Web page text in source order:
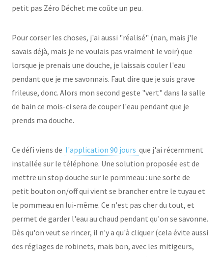
petit pas Zéro Déchet me coûte un peu.
Pour corser les choses, j'ai aussi "réalisé" (nan, mais j'le
savais déjà, mais je ne voulais pas vraiment le voir) que
lorsque je prenais une douche, je laissais couler l'eau
pendant que je me savonnais. Faut dire que je suis grave
frileuse, donc. Alors mon second geste "vert" dans la salle
de bain ce mois-ci sera de couper l'eau pendant que je
prends ma douche.
Ce défi viens de l'application 90 jours que j'ai récemment
installée sur le téléphone. Une solution proposée est de
mettre un stop douche sur le pommeau : une sorte de
petit bouton on/off qui vient se brancher entre le tuyau et
le pommeau en lui-même. Ce n'est pas cher du tout, et
permet de garder l'eau au chaud pendant qu'on se savonne.
Dès qu'on veut se rincer, il n'y a qu'à cliquer (cela évite aussi
des réglages de robinets, mais bon, avec les mitigeurs,